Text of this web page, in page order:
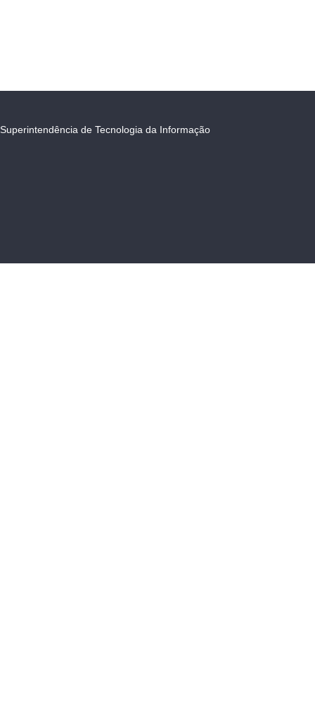
Superintendência de Tecnologia da Informação